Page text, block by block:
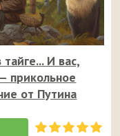
И вас,
прикольное
от Путина